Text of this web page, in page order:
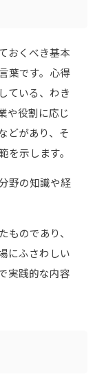
おくべき基本
葉です。心得
ている、わき
や役割に応じ
どがあり、そ
示します。
野の知識や経
のであり、
にふさわしい
実践的な内容